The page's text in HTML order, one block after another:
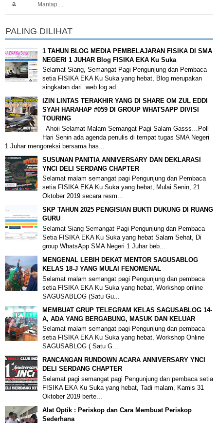
Mantap....
PALING DILIHAT
1 TAHUN BLOG MEDIA PEMBELAJARAN FISIKA DI SMA
NEGERI 1 JUHAR Blog FISIKA EKA Ku Suka
Selamat Siang, Semangat Pagi Pengunjung dan Pembaca
setia FISIKA EKA Ku Suka yang hebat, Blog merupakan
singkatan dari web log ad...
IZIN LINTAS TERAKHIR YANG DI SHARE OM ZUL EDDI
SYAH HARAHAP #059 DI GROUP WHATSAPP DIVISI
TOURING
Ahoii Selamat Malam Semangat Pagi Salam Gasss…Poll
Hari Senin ada agenda penulis di tempat tugas SMA Negeri
1 Juhar mengoreksi bersama has...
SUSUNAN PANITIA ANNIVERSARY DAN DEKLARASI
YNCI DELI SERDANG CHAPTER
Selamat malam semangat pagi Pengunjung dan Pembaca
setia FISIKA EKA Ku Suka yang hebat, Mulai Senin, 21
Oktober 2019 secara resm...
SKP TAHUN 2025 PENGISIAN BUKTI DUKUNG DI RUANG
GURU
Selamat Siang Semangat Pagi Pengunjung dan Pembaca
Setia FISIKA EKA Ku Suka yang hebat Salam Sehat, Di
group WhatsApp SMA Negeri 1 Juhar beb...
MENGENAL LEBIH DEKAT MENTOR SAGUSABLOG
KELAS 18-J YANG MULAI FENOMENAL
Selamat malam semangat pagi Pengunjung dan pembaca
setia FISIKA EKA Ku Suka yang hebat, Workshop online
SAGUSABLOG (Satu Gu...
MEMBUAT GRUP TELEGRAM KELAS SAGUSABLOG 14-
A, ADA YANG BERGABUNG, MASUK DAN KELUAR
Selamat malam semangat pagi Pengunjung dan pembaca
setia FISIKA EKA Ku Suka yang hebat, Workshop Online
SAGUSABLOG ( Satu G...
RANCANGAN RUNDOWN ACARA ANNIVERSARY YNCI
DELI SERDANG CHAPTER
Selamat pagi semangat pagi Pengunjung dan pembaca setia
FISIKA EKA Ku Suka yang hebat, Tadi malam, Kamis 31
Oktober 2019 berte...
Alat Optik : Periskop dan Cara Membuat Periskop
Sederhana